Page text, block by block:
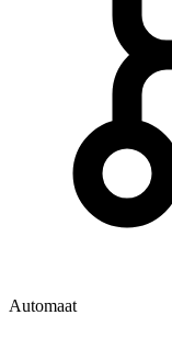
Automaat